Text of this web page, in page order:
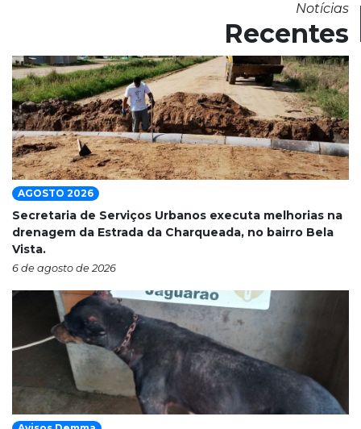
Notícias
Recentes
AGOSTO 2026
Secretaria de Serviços Urbanos executa melhorias na
drenagem da Estrada da Charqueada, no bairro Bela
Vista.
6 de agosto de 2026